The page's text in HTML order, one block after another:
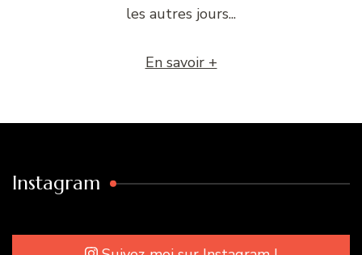
les autres jours...
En savoir +
Instagram